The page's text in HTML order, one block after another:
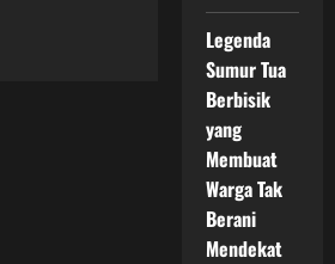
Legenda
Sumur Tua
Berbisik
yang
Membuat
Warga Tak
Berani
Mendekat